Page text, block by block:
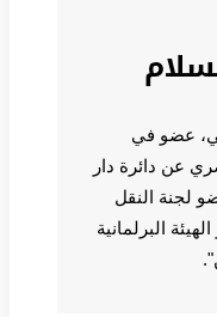
عضو في
عن دائرة دار
لجنة النقل
البرلمانية